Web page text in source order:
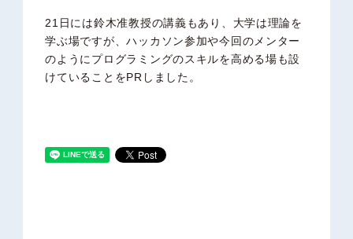
21日には鈴木准教授の講義もあり、大学は理論を
学ぶ場ですが、ハッカソン参加や今回のメンター
のようにプログラミングのスキルを高める場も設
けていることをPRしました。